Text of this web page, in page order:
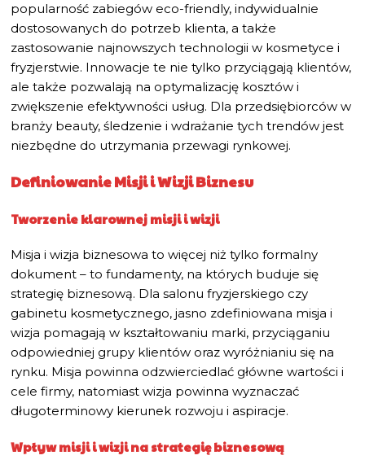
popularność zabiegów eco-friendly, indywidualnie
dostosowanych do potrzeb klienta, a także
zastosowanie najnowszych technologii w kosmetyce i
fryzjerstwie. Innowacje te nie tylko przyciągają klientów,
ale także pozwalają na optymalizację kosztów i
zwiększenie efektywności usług. Dla przedsiębiorców w
branży beauty, śledzenie i wdrażanie tych trendów jest
niezbędne do utrzymania przewagi rynkowej.
Definiowanie Misji i Wizji Biznesu
Tworzenie klarownej misji i wizji
Misja i wizja biznesowa to więcej niż tylko formalny
dokument – to fundamenty, na których buduje się
strategię biznesową. Dla salonu fryzjerskiego czy
gabinetu kosmetycznego, jasno zdefiniowana misja i
wizja pomagają w kształtowaniu marki, przyciąganiu
odpowiedniej grupy klientów oraz wyróżnianiu się na
rynku. Misja powinna odzwierciedlać główne wartości i
cele firmy, natomiast wizja powinna wyznaczać
długoterminowy kierunek rozwoju i aspiracje.
Wpływ misji i wizji na strategię biznesową